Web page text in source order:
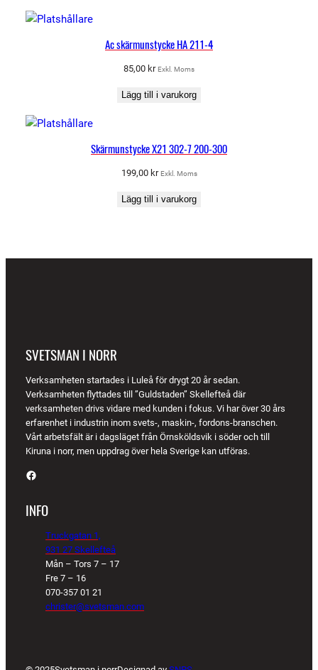
Ac skärmunstycke HA 211-4
85,00 kr Exkl. Moms
Lägg till i varukorg
Skärmunstycke X21 302-7 200-300
199,00 kr Exkl. Moms
Lägg till i varukorg
SVETSMAN I NORR
Verksamheten startades i Luleå för drygt 20 år sedan.
Verksamheten flyttades till ”Guldstaden” Skellefteå där
verksamheten drivs vidare med kunden i fokus. Vi har över 30 års
erfarenhet i industrin inom svets-, maskin-, fordons-branschen.
Vårt arbetsfält är i dagsläget från Örnsköldsvik i söder och till
Kiruna i norr, men uppdrag över hela Sverige kan utföras.
Facebook
INFO
Truckgatan 1,
931 27 Skellefteå
Mån – Tors 7 – 17
Fre 7 – 16
070-357 01 21
christer@svetsman.com